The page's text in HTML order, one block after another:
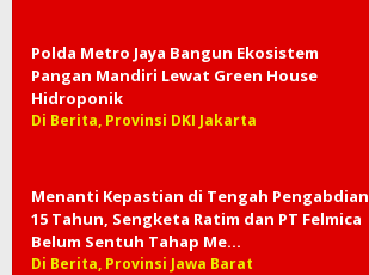
Polda Metro Jaya Bangun Ekosistem
Pangan Mandiri Lewat Green House
Hidroponik
Di Berita, Provinsi DKI Jakarta
Menanti Kepastian di Tengah Pengabdian
15 Tahun, Sengketa Ratim dan PT Felmica
Belum Sentuh Tahap Me…
Di Berita, Provinsi Jawa Barat